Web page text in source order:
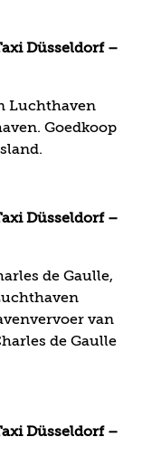
Düsseldorf –
Luchthaven
Goedkoop
Düsseldorf –
de Gaulle,
van
de Gaulle
Düsseldorf –